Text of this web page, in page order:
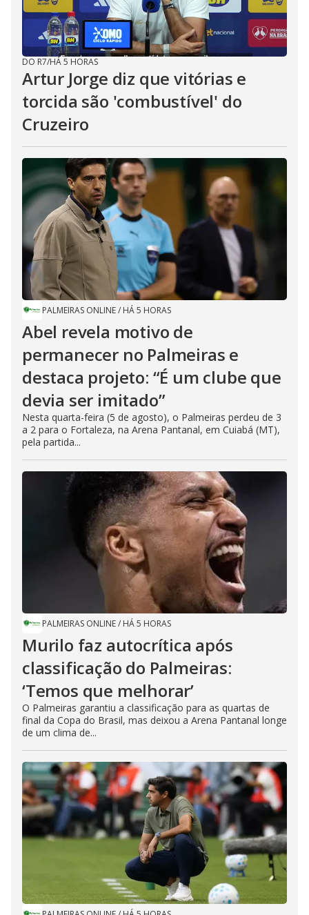
DO R7/HÁ 5 HORAS
Artur Jorge diz que vitórias e
torcida são 'combustível' do
Cruzeiro
PALMEIRAS ONLINE/ HÁ 5 HORAS
Abel revela motivo de
permanecer no Palmeiras e
destaca projeto: “É um clube que
devia ser imitado”
Nesta quarta-feira (5 de agosto), o Palmeiras perdeu de 3
a 2 para o Fortaleza, na Arena Pantanal, em Cuiabá (MT),
pela partida...
PALMEIRAS ONLINE/ HÁ 5 HORAS
Murilo faz autocrítica após
classificação do Palmeiras:
‘Temos que melhorar’
O Palmeiras garantiu a classificação para as quartas de
final da Copa do Brasil, mas deixou a Arena Pantanal longe
de um clima de...